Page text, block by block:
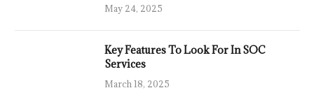
May 24, 2025
Key Features To Look For In SOC
Services
March 18, 2025